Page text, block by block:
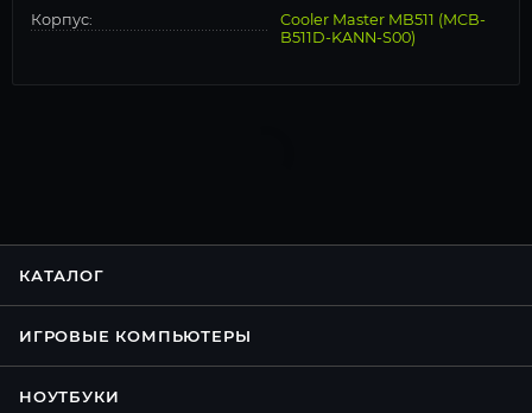
Корпус:
Cooler Master MB511 (MCB-
B511D-KANN-S00)
КАТАЛОГ
ИГРОВЫЕ КОМПЬЮТЕРЫ
НОУТБУКИ